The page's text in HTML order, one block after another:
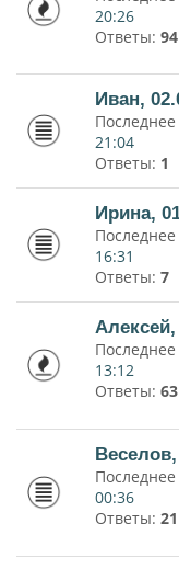
20:26
Ответы: 94
Иван,
21:04
Ответы: 1
Ирина,
16:31
Ответы: 7
Алексей,
13:12
Ответы: 63
Веселов,
00:36
Ответы: 21